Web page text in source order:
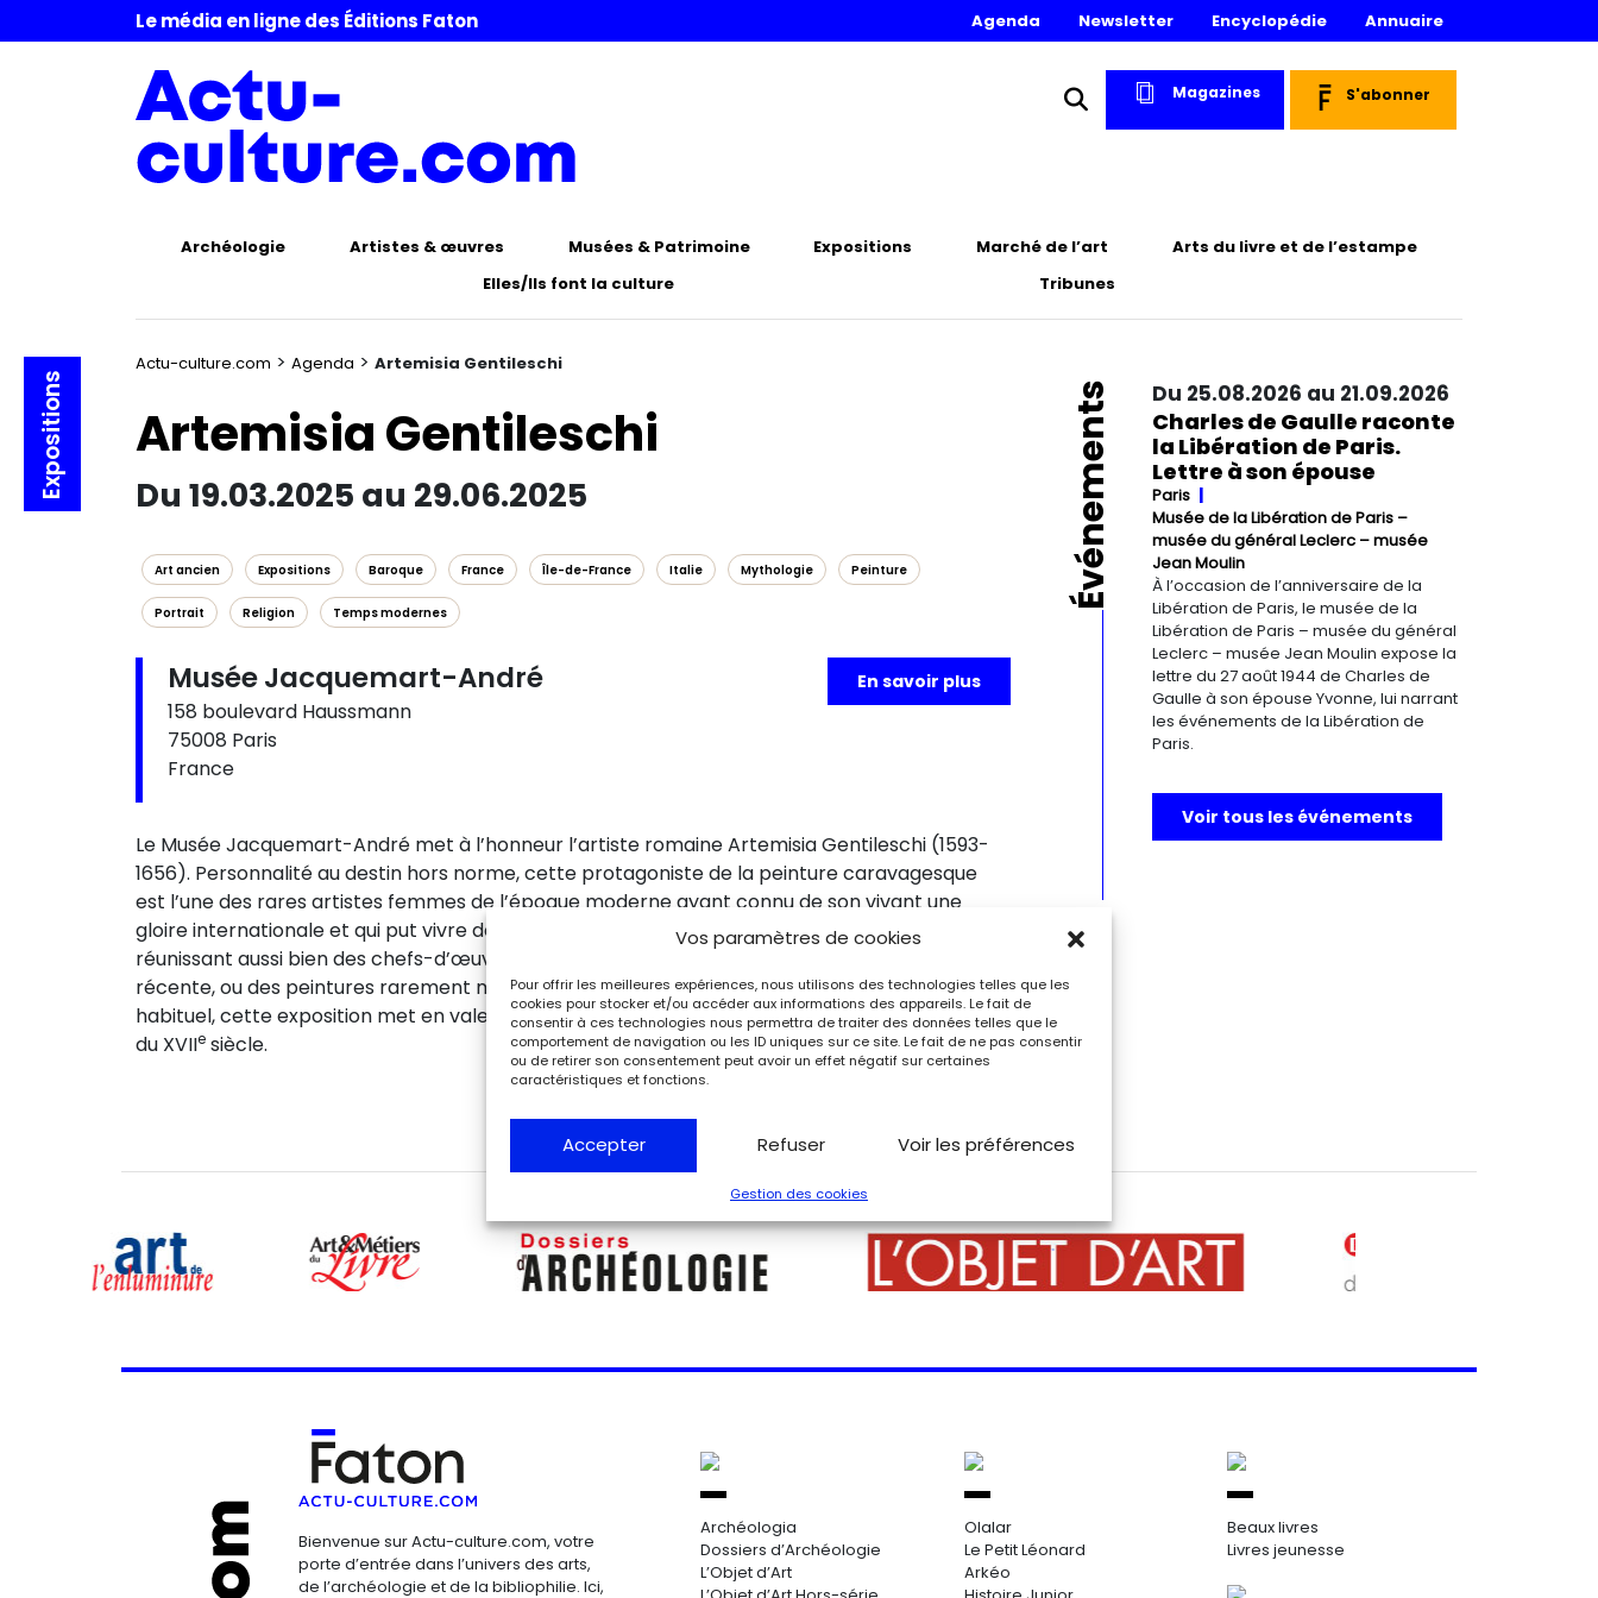
Vos paramètres de cookies
Pour offrir les meilleures expériences, nous utilisons des technologies telles que les
cookies pour stocker et/ou accéder aux informations des appareils. Le fait de
consentir à ces technologies nous permettra de traiter des données telles que le
comportement de navigation ou les ID uniques sur ce site. Le fait de ne pas consentir
ou de retirer son consentement peut avoir un effet négatif sur certaines
caractéristiques et fonctions.
Accepter Refuser Voir les préférences
Gestion des cookies
Le média en ligne des Éditions Faton Agenda Newsletter Encyclopédie Annuaire
Magazines S'abonner
Archéologie Artistes & œuvres Musées & Patrimoine Expositions Marché de l’art
Arts du livre et de l’estampe
Elles/Ils font la culture
Tribunes
Actu-culture.com > Agenda > Artemisia Gentileschi
Expositions Artemisia Gentileschi
Du 19.03.2025 au 29.06.2025
Art ancien Expositions Baroque France Île-de-France Italie Mythologie Peinture
Portrait Religion Temps modernes
Musée Jacquemart-André
158 boulevard Haussmann
75008 Paris
France
En savoir plus
Le Musée Jacquemart-André met à l’honneur l’artiste romaine Artemisia Gentileschi (1593-
1656). Personnalité au destin hors norme, cette protagoniste de la peinture caravagesque
est l’une des rares artistes femmes de l’époque moderne ayant connu de son vivant une
gloire internationale et qui put vivre de sa peinture. À travers une quarantaine de tableaux,
réunissant aussi bien des chefs-d’œuvre reconnus de l’artiste, des toiles d’attribution
récente, ou des peintures rarement montrées en dehors de leur lieu de conservation
habituel, cette exposition met en valeur le rôle d’Artemisia Gentileschi dans l’histoire de l’art
du XVIIe siècle.
Événements Du 25.08.2026 au 21.09.2026
Charles de Gaulle raconte
la Libération de Paris.
Lettre à son épouse
Paris
Musée de la Libération de Paris –
musée du général Leclerc – musée
Jean Moulin
À l’occasion de l’anniversaire de la
Libération de Paris, le musée de la
Libération de Paris – musée du général
Leclerc – musée Jean Moulin expose la
lettre du 27 août 1944 de Charles de
Gaulle à son épouse Yvonne, lui narrant
les événements de la Libération de
Paris.
Voir tous les événements
Bienvenue sur Actu-culture.com, votre
porte d’entrée dans l’univers des arts,
de l’archéologie et de la bibliophilie. Ici,
Archéologia
Dossiers d’Archéologie
L’Objet d’Art
Olalar
Le Petit Léonard
Arkéo
Beaux livres
Livres jeunesse